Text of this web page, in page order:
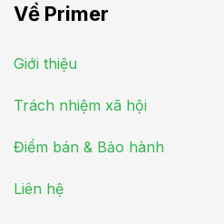
Về Primer
Giới thiệu
Trách nhiệm xã hội
Điểm bán & Bảo hành
Liên hệ